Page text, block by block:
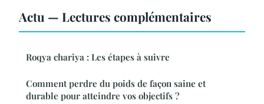
Actu — Lectures complémentaires
Roqya chariya : Les étapes à suivre
Comment perdre du poids de façon saine et
durable pour atteindre vos objectifs ?